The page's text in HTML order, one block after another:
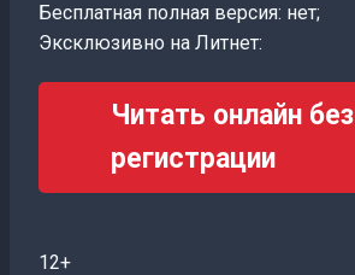
Бесплатная полная версия: нет;
Эксклюзивно на Литнет:
Читать онлайн без
регистрации
12+